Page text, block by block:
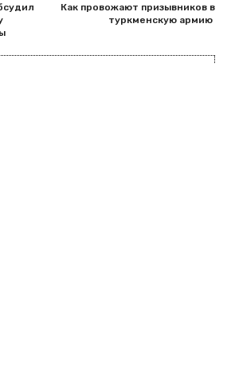
Как провожают призывников в
туркменскую армию